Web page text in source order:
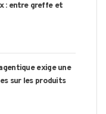
: entre greffe et
exige une
sur les produits